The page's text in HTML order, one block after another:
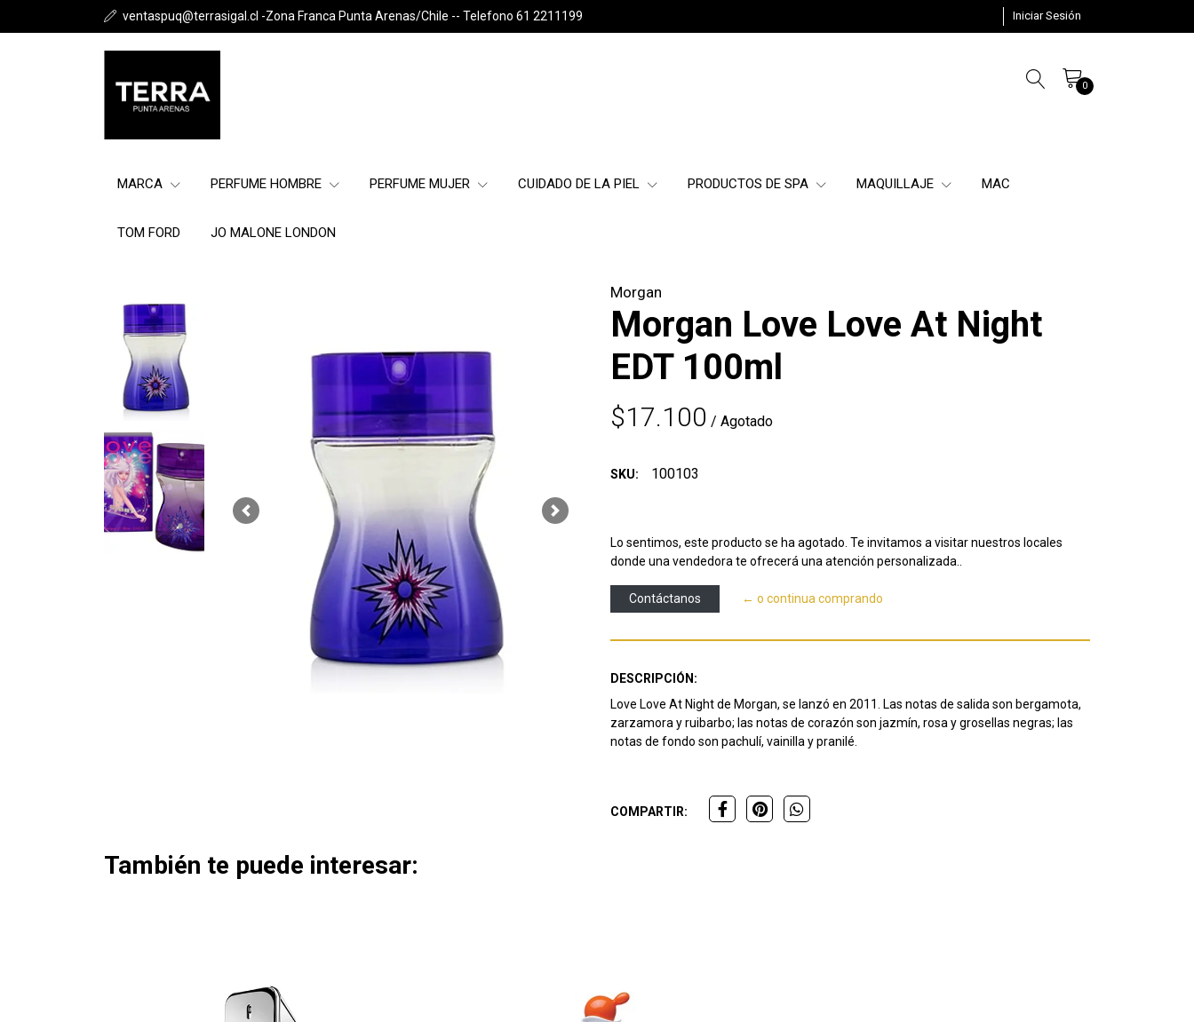
ventaspuq@terrasigal.cl -Zona Franca Punta Arenas/Chile -- Telefono 61 2211199 Iniciar Sesión
0
MARCA PERFUME HOMBRE PERFUME MUJER CUIDADO DE LA PIEL PRODUCTOS DE SPA MAQUILLAJE MAC
TOM FORD JO MALONE LONDON
Previous Next
Morgan
Morgan Love Love At Night
EDT 100ml
$17.100 / Agotado
SKU: 100103
Lo sentimos, este producto se ha agotado. Te invitamos a visitar nuestros locales
donde una vendedora te ofrecerá una atención personalizada..
Contáctanos ← o continua comprando
DESCRIPCIÓN:
Love Love At Night de Morgan, se lanzó en 2011. Las notas de salida son bergamota,
zarzamora y ruibarbo; las notas de corazón son jazmín, rosa y grosellas negras; las
notas de fondo son pachulí, vainilla y pranilé.
COMPARTIR:
También te puede interesar: